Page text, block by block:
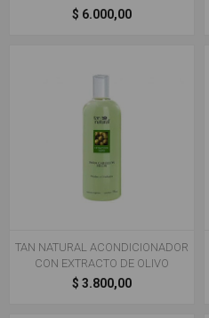
$ 6.000,00
TAN NATURAL ACONDICIONADOR
CON EXTRACTO DE OLIVO
$ 3.800,00